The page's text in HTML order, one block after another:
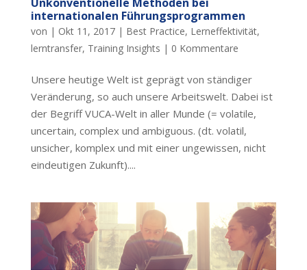
Unkonventionelle Methoden bei
internationalen Führungsprogrammen
von | Okt 11, 2017| Best Practice, Lerneffektivität,
lerntransfer, Training Insights | 0 Kommentare
Unsere heutige Welt ist geprägt von ständiger
Veränderung, so auch unsere Arbeitswelt. Dabei ist
der Begriff VUCA-Welt in aller Munde (= volatile,
uncertain, complex und ambiguous. (dt. volatil,
unsicher, komplex und mit einer ungewissen, nicht
eindeutigen Zukunft)....